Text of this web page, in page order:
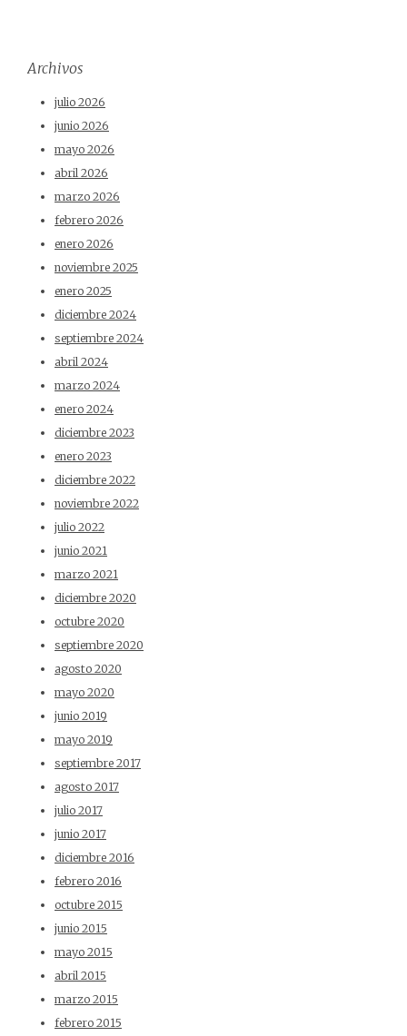
Archivos
julio 2026
junio 2026
mayo 2026
abril 2026
marzo 2026
febrero 2026
enero 2026
noviembre 2025
enero 2025
diciembre 2024
septiembre 2024
abril 2024
marzo 2024
enero 2024
diciembre 2023
enero 2023
diciembre 2022
noviembre 2022
julio 2022
junio 2021
marzo 2021
diciembre 2020
octubre 2020
septiembre 2020
agosto 2020
mayo 2020
junio 2019
mayo 2019
septiembre 2017
agosto 2017
julio 2017
junio 2017
diciembre 2016
febrero 2016
octubre 2015
junio 2015
mayo 2015
abril 2015
marzo 2015
febrero 2015